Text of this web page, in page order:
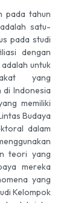
pada tahun
satu-
pada studi
dengan
untuk
yang
di Indonesia
memiliki
Budaya
dalam
teori yang
mereka
yang
Kelompok